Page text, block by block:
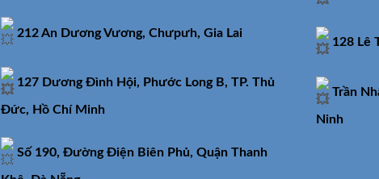
212 An Dương Vương, Chưpưh, Gia Lai
127 Dương Đình Hội, Phước Long B, TP. Thủ
Đức, Hồ Chí Minh
Số 190, Đường Điện Biên Phủ, Quận Thanh
128 Lê
Trần
Ninh